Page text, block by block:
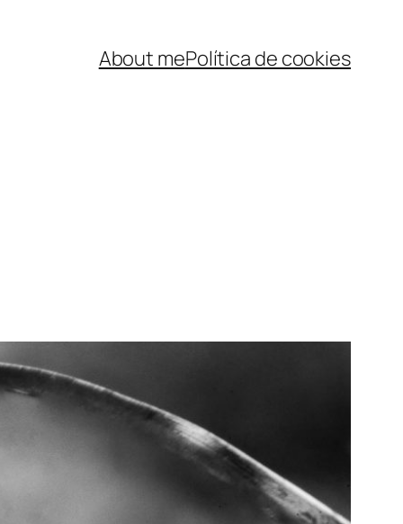
About mePolítica de cookies